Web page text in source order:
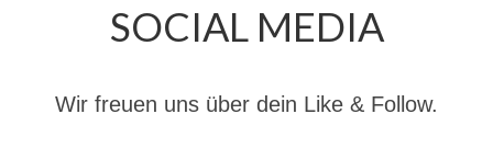
Dienstplan
GDekonP-Zug
SOCIAL MEDIA
Wir freuen uns über dein Like & Follow.